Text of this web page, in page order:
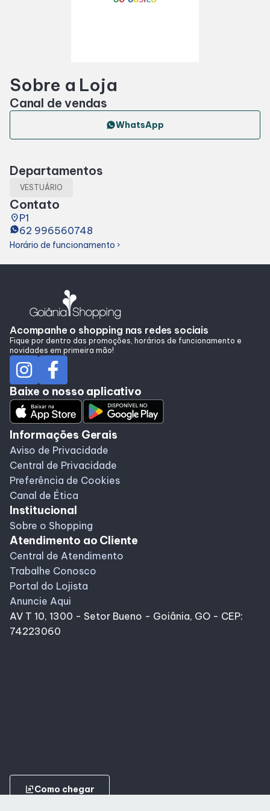
Cinema
Lojas e Restaurantes
Lojas
Alimentação
Programa de Benefícios
Sobre a Loja
Canal de vendas
WhatsApp
Departamentos
VESTUÁRIO
Contato
placeP1
62 996560748
Horário de funcionamento chevron_right
Acompanhe o shopping nas redes sociais
Fique por dentro das promoções, horários de funcionamento e
novidades em primeira mão!
Baixe o nosso aplicativo
Informações Gerais
Aviso de Privacidade
Central de Privacidade
Preferência de Cookies
Canal de Ética
Institucional
Sobre o Shopping
Atendimento ao Cliente
Central de Atendimento
Trabalhe Conosco
Portal do Lojista
Anuncie Aqui
AV T 10, 1300 - Setor Bueno - Goiânia, GO - CEP:
74223060
ungroupComo chegar